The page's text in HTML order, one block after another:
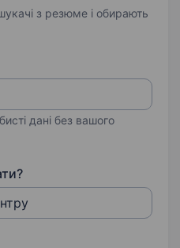
з резюме і обирають
дані без вашого